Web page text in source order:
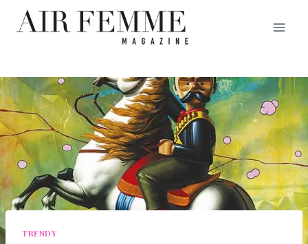
Saltar
TRENDY